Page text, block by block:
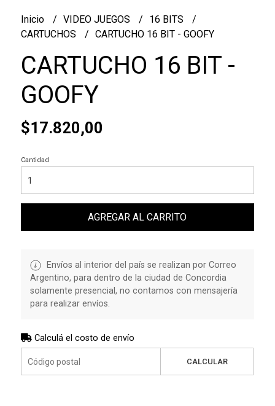
Inicio VIDEO JUEGOS
16 BITS
CARTUCHOS
CARTUCHO 16 BIT - GOOFY
CARTUCHO 16 BIT -
GOOFY
$17.820,00
Cantidad
AGREGAR AL CARRITO
Envíos al interior del país se realizan por Correo
Argentino, para dentro de la ciudad de Concordia
solamente presencial, no contamos con mensajería
para realizar envíos.
Calculá el costo de envío
CALCULAR